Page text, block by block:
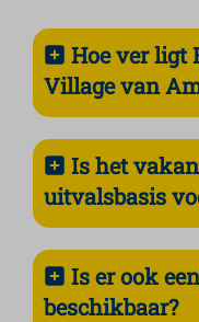
Hoe ver ligt
Village van
Is het
uitvalsbasis
Is er ook
beschikbaar?